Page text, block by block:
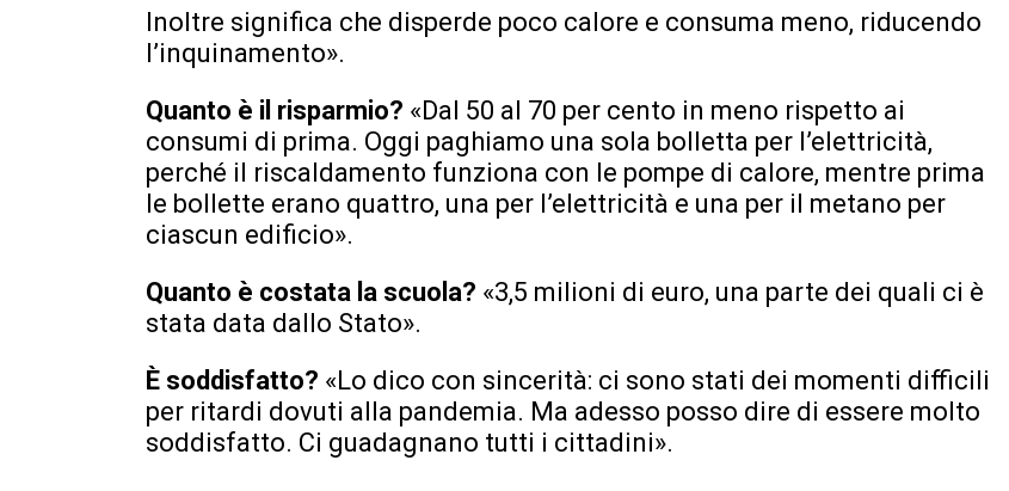
Inoltre significa che disperde poco calore e consuma meno, riducendo
l’inquinamento».
Quanto è il risparmio? «Dal 50 al 70 per cento in meno rispetto ai
consumi di prima. Oggi paghiamo una sola bolletta per l’elettricità,
perché il riscaldamento funziona con le pompe di calore, mentre prima
le bollette erano quattro, una per l’elettricità e una per il metano per
ciascun edificio».
Quanto è costata la scuola? «3,5 milioni di euro, una parte dei quali ci è
stata data dallo Stato».
È soddisfatto? «Lo dico con sincerità: ci sono stati dei momenti difficili
per ritardi dovuti alla pandemia. Ma adesso posso dire di essere molto
soddisfatto. Ci guadagnano tutti i cittadini».